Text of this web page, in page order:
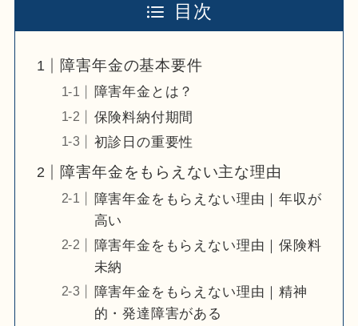
目次
障害年金の基本要件
障害年金とは？
保険料納付期間
初診日の重要性
障害年金をもらえない主な理由
障害年金をもらえない理由｜年収が
高い
障害年金をもらえない理由｜保険料
未納
障害年金をもらえない理由｜精神
的・発達障害がある